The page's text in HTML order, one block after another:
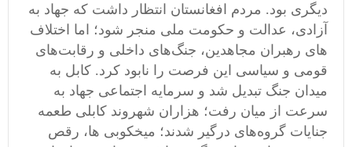
دیگری بود. مردم افغانستان انتظار داشت که جهاد به
آزادی، عدالت و حکومت ملی منجر شود؛ اما اختلاف
های رهبران مجاهدین، جنگ‌های داخلی و رقابت‌های
قومی و سیاسی این فرصت را نابود کرد. کابل به
میدان جنگ تبدیل شد و سرمایه اجتماعی جهاد به
سرعت از میان رفت؛ هزاران شهروند کابلی طعمه
جنایات گروه‌های درگیر شدند؛ میخکوبی ها، رقص